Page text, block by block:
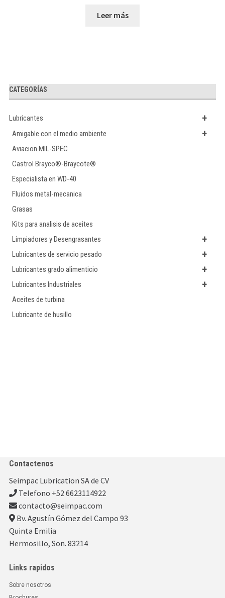
Leer más
CATEGORÍAS
+
Lubricantes
+
Amigable con el medio ambiente
Aviacion MIL-SPEC
Castrol Brayco®-Braycote®
Especialista en WD-40
Fluidos metal-mecanica
Grasas
Kits para analisis de aceites
+
Limpiadores y Desengrasantes
+
Lubricantes de servicio pesado
+
Lubricantes grado alimenticio
+
Lubricantes Industriales
Aceites de turbina
Lubricante de husillo
Contactenos
Seimpac Lubrication SA de CV
Telefono +52 6623114922
contacto@seimpac.com
Bv. Agustín Gómez del Campo 93
Quinta Emilia
Hermosillo, Son. 83214
Links rapidos
Sobre nosotros